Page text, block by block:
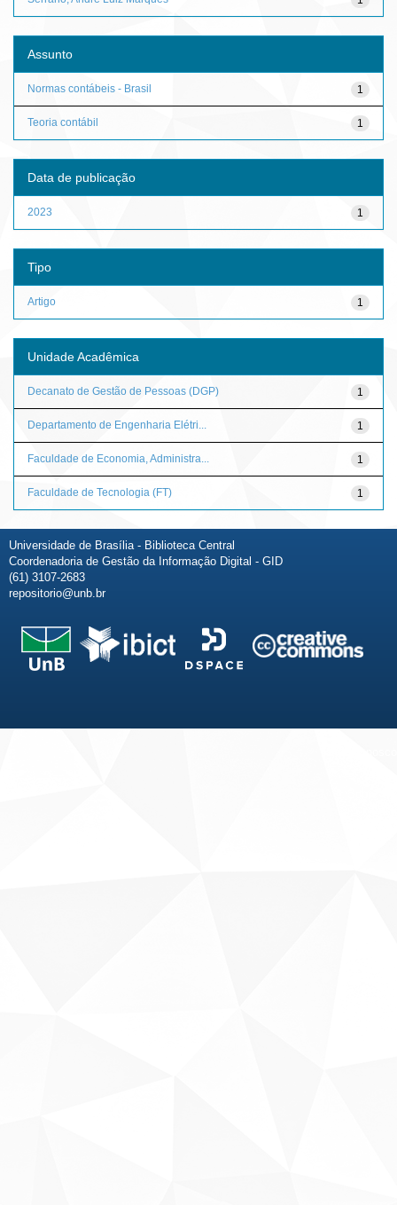
Assunto
1
Normas contábeis - Brasil
1
Teoria contábil
Data de publicação
1
2023
Tipo
1
Artigo
Unidade Acadêmica
1
Decanato de Gestão de Pessoas (DGP)
1
Departamento de Engenharia Elétri...
1
Faculdade de Economia, Administra...
1
Faculdade de Tecnologia (FT)
Universidade de Brasília - Biblioteca Central
Coordenadoria de Gestão da Informação Digital - GID
(61) 3107-2683
repositorio@unb.br